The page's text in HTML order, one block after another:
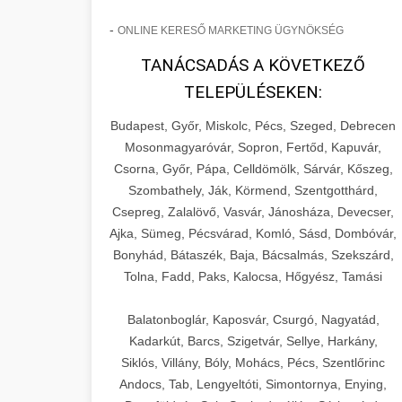
- ONLINE KERESŐ MARKETING ÜGYNÖKSÉG
TANÁCSADÁS A KÖVETKEZŐ
TELEPÜLÉSEKEN:
Budapest, Győr, Miskolc, Pécs, Szeged, Debrecen
Mosonmagyaróvár, Sopron, Fertőd, Kapuvár,
Csorna, Győr, Pápa, Celldömölk, Sárvár, Kőszeg,
Szombathely, Ják, Körmend, Szentgotthárd,
Csepreg, Zalalövő, Vasvár, Jánosháza, Devecser,
Ajka, Sümeg, Pécsvárad, Komló, Sásd, Dombóvár,
Bonyhád, Bátaszék, Baja, Bácsalmás, Szekszárd,
Tolna, Fadd, Paks, Kalocsa, Hőgyész, Tamási
Balatonboglár, Kaposvár, Csurgó, Nagyatád,
Kadarkút, Barcs, Szigetvár, Sellye, Harkány,
Siklós, Villány, Bóly, Mohács, Pécs, Szentlőrinc
Andocs, Tab, Lengyeltóti, Simontornya, Enying,